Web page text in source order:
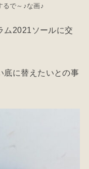
るで～♪な画♪
ム2021ソールに交
底に替えたいとの事